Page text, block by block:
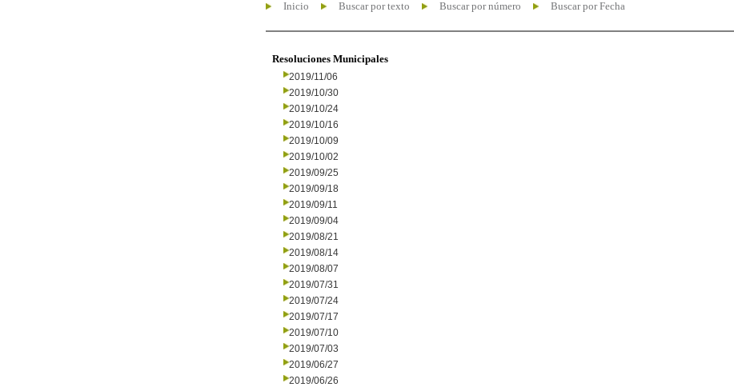
Inicio Buscar por texto Buscar por número Buscar por Fecha
Resoluciones Municipales
2019/11/06
2019/10/30
2019/10/24
2019/10/16
2019/10/09
2019/10/02
2019/09/25
2019/09/18
2019/09/11
2019/09/04
2019/08/21
2019/08/14
2019/08/07
2019/07/31
2019/07/24
2019/07/17
2019/07/10
2019/07/03
2019/06/27
2019/06/26